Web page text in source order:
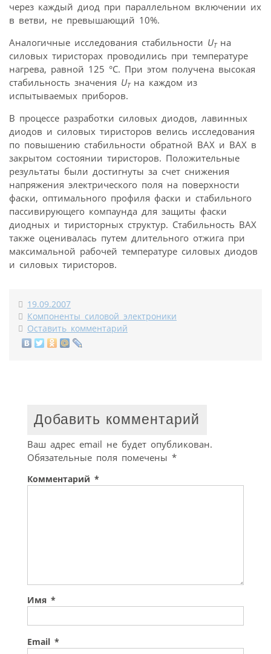
через каждый диод при параллельном включении их
в ветви, не превышающий 10%.
Аналогичные исследования стабильности UТ на
силовых тиристорах проводились при температуре
нагрева, равной 125 °C. При этом получена высокая
стабильность значения UТ на каждом из
испытываемых приборов.
В процессе разработки силовых диодов, лавинных
диодов и силовых тиристоров велись исследования
по повышению стабильности обратной ВАХ и ВАХ в
закрытом состоянии тиристоров. Положительные
результаты были достигнуты за счет снижения
напряжения электрического поля на поверхности
фаски, оптимального профиля фаски и стабильного
пассивирующего компаунда для защиты фаски
диодных и тиристорных структур. Стабильность ВАХ
также оценивалась путем длительного отжига при
максимальной рабочей температуре силовых диодов
и силовых тиристоров.
19.09.2007
Компоненты силовой электроники
Оставить комментарий
Добавить комментарий
Ваш адрес email не будет опубликован.
Обязательные поля помечены *
Комментарий *
Имя *
Email *